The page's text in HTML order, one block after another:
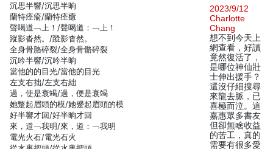
沉思半響/沉思半晌
蘭特痊瘉/蘭特痊癒
聲喝道﹁上！/聲喝道：﹁上！
蹤影沓然。/蹤影杳然。
全身骨胳碎裂/全身骨骼碎裂
沉吟半響/沉吟半晌
當他的的目光/當他的目光
左支右拙/左支右絀
過，使是衰竭/過，便是衰竭
她蹩起眉頭的模/她蹙起眉頭的模
好半響才回/好半晌才回
來，道﹁我明/來，道：﹁我明
電光火石/電光石火
2023/9/12
Charlotte
Chang
想不到今天上
網查看，好讀
竟然復活了，
是哪位神仙壯
士伸出援手？
還沒仔細搜尋
來龍去脈，已
喜極而泣。這
嘉惠眾多書友
但卻無啥收益
的苦工，真的
需要有很多愛